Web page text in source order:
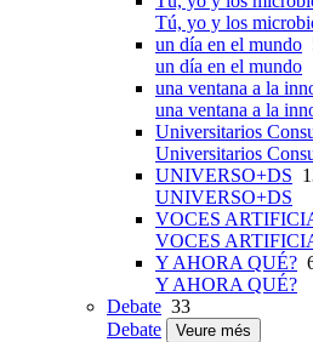
Tú, yo y los
un día en el mundo
un día en el mundo
una ventana a la
una ventana a la
Universitarios
Universitarios
UNIVERSO+DS
UNIVERSO+DS
VOCES
VOCES
Y AHORA QUÉ?
Y AHORA QUÉ?
Debate 33
Debate
Veure més